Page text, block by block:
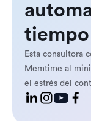
tiempo
Esta consultora
Memtime al
el estrés del